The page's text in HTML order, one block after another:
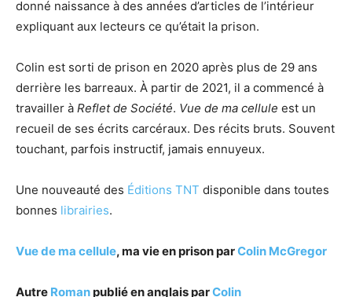
donné naissance à des années d’articles de l’intérieur
expliquant aux lecteurs ce qu’était la prison.
Colin est sorti de prison en 2020 après plus de 29 ans
derrière les barreaux. À partir de 2021, il a commencé à
travailler à Reflet de Société. Vue de ma cellule est un
recueil de ses écrits carcéraux. Des récits bruts. Souvent
touchant, parfois instructif, jamais ennuyeux.
Une nouveauté des Éditions TNT disponible dans toutes
bonnes librairies.
Vue de ma cellule, ma vie en prison parColin McGregor
Autre Romanpublié en anglais parColin